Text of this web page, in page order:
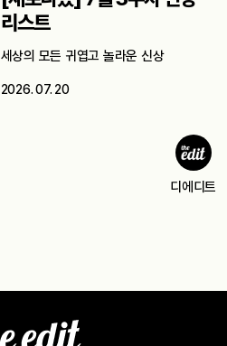
리스트
세상의 모든 귀엽고 놀라운 신상
2026. 07. 20
디에디트